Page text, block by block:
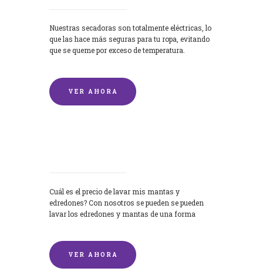
Nuestras secadoras son totalmente eléctricas, lo
que las hace más seguras para tu ropa, evitando
que se queme por exceso de temperatura.
VER AHORA
Cuál es el precio de lavar mis mantas y
edredones? Con nosotros se pueden se pueden
lavar los edredones y mantas de una forma
VER AHORA